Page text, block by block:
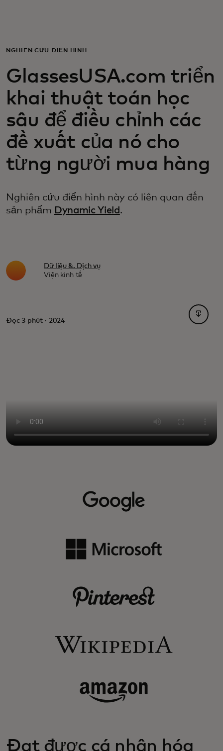
Dành cho doanh nghiệp
Dành cho thế giới
Dành cho nhà đổi mới
Tin tức và xu hướng
NGHIÊN CỨU ĐIỂN HÌNH
GlassesUSA.com triển
khai thuật toán học
sâu để điều chỉnh các
đề xuất của nó cho
từng người mua hàng
Nghiên cứu điển hình này có liên quan đến
sản phẩm Dynamic Yield .
Dữ liệu &. Dịch vụ
Viện kinh tế
Đọc 3 phút · 2024
opens
Đạt được cá nhân hóa